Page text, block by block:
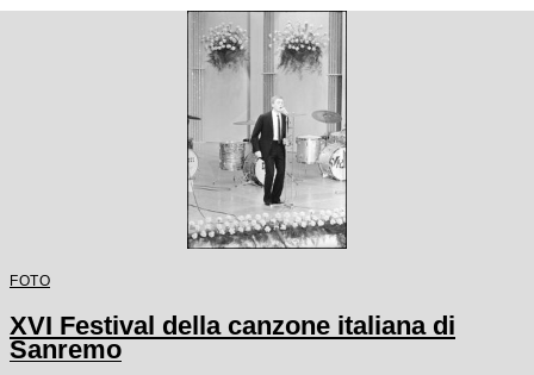
FOTO
XVI Festival della canzone italiana di
Sanremo